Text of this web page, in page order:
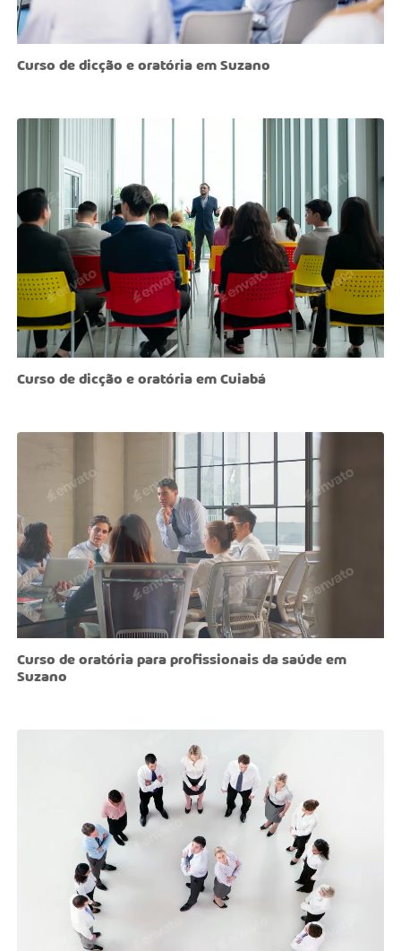
Curso de dicção e oratória em Suzano
Curso de dicção e oratória em Cuiabá
Curso de oratória para profissionais da saúde em
Suzano